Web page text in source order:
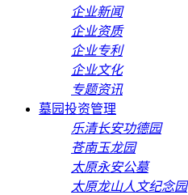
企业新闻
企业资质
企业专利
企业文化
专题资讯
墓园投资管理
乐清长安功德园
苍南玉龙园
太原永安公墓
太原龙山人文纪念园